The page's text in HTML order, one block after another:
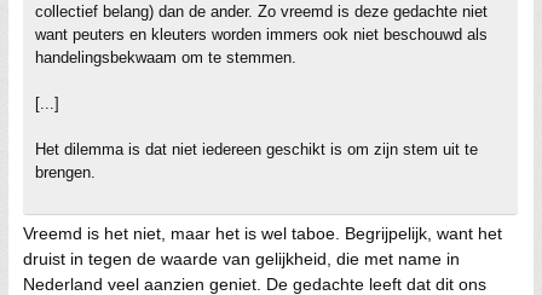
collectief belang) dan de ander. Zo vreemd is deze gedachte niet
want peuters en kleuters worden immers ook niet beschouwd als
handelingsbekwaam om te stemmen.
[...]
Het dilemma is dat niet iedereen geschikt is om zijn stem uit te
brengen.
Vreemd is het niet, maar het is wel taboe. Begrijpelijk, want het
druist in tegen de waarde van gelijkheid, die met name in
Nederland veel aanzien geniet. De gedachte leeft dat dit ons